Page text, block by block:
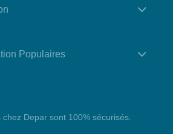
Populaires
Depar sont 100% sécurisés.